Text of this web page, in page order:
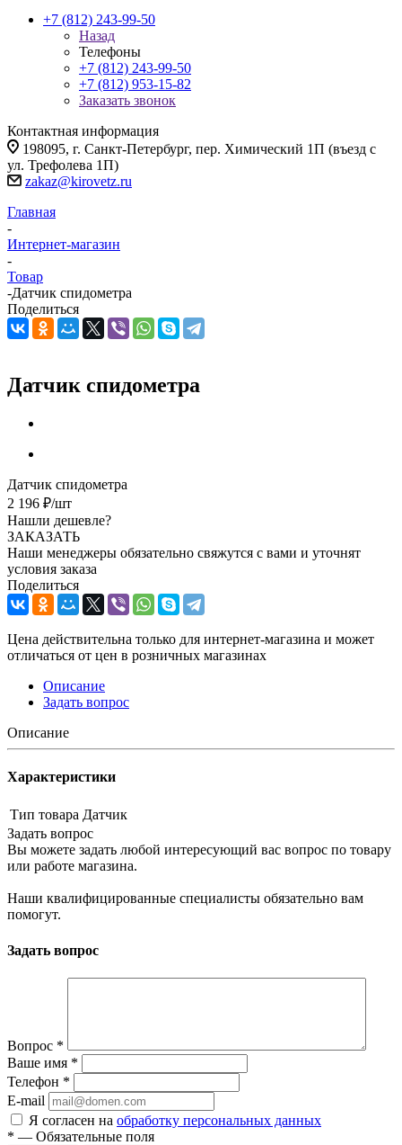
+7 (812) 243-99-50
Назад
Телефоны
+7 (812) 243-99-50
+7 (812) 953-15-82
Заказать звонок
Контактная информация
198095, г. Санкт-Петербург, пер. Химический 1П (въезд с
ул. Трефолева 1П)
zakaz@kirovetz.ru
Главная
-
Интернет-магазин
-
Товар
-Датчик спидометра
Поделиться
Датчик спидометра
Датчик спидометра
2 196 ₽/шт
Нашли дешевле?
ЗАКАЗАТЬ
Наши менеджеры обязательно свяжутся с вами и уточнят
условия заказа
Поделиться
Цена действительна только для интернет-магазина и может
отличаться от цен в розничных магазинах
Описание
Задать вопрос
Описание
Характеристики
Тип товара Датчик
Задать вопрос
Вы можете задать любой интересующий вас вопрос по товару
или работе магазина.
Наши квалифицированные специалисты обязательно вам
помогут.
Задать вопрос
Вопрос *
Ваше имя *
Телефон *
E-mail
Я согласен на обработку персональных данных
* — Обязательные поля